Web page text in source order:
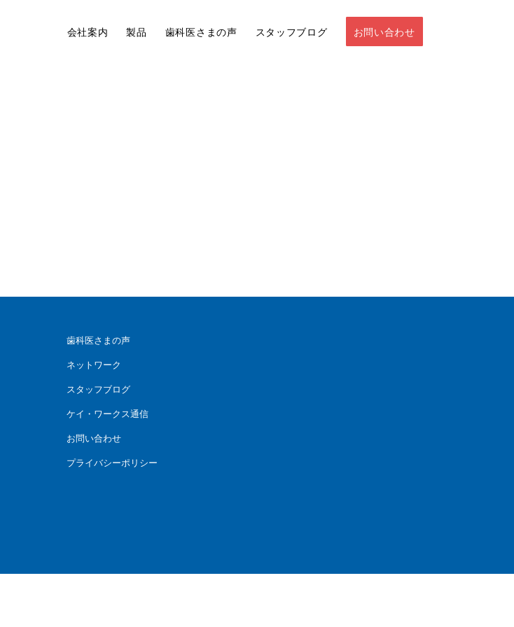
会社案内 製品 歯科医さまの声 スタッフブログ お問い合わせ
歯科医さまの声
ネットワーク
スタッフブログ
ケイ・ワークス通信
お問い合わせ
プライバシーポリシー